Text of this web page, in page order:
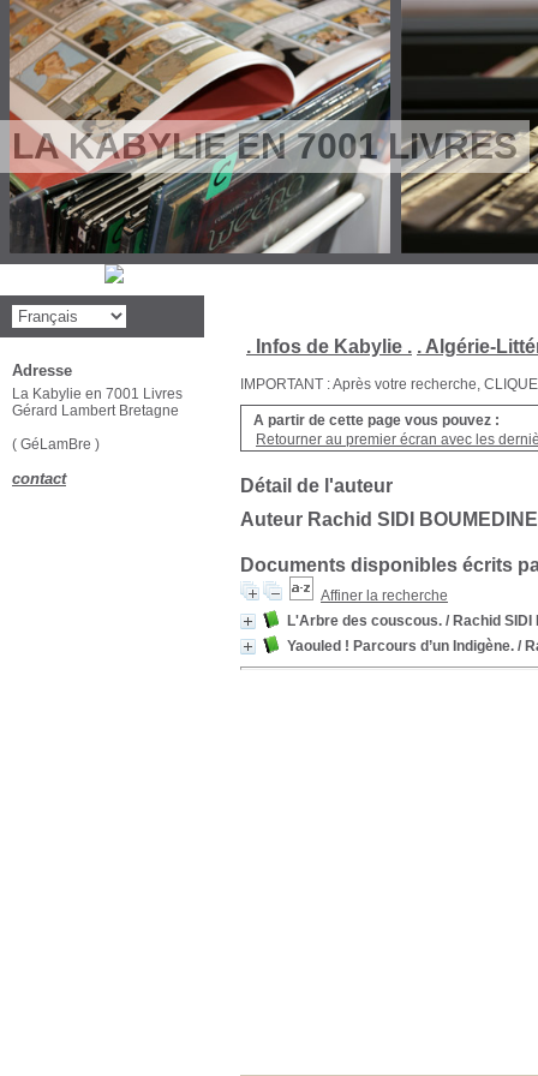
LA KABYLIE EN 7001 LIVRES
. Infos de Kabylie . . Algérie-
IMPORTANT : Après votre recherche,
A partir de cette page vous pouvez :
Retourner au premier écran avec les
Détail de l'auteur
Auteur Rachid SIDI BOUMEDINE
Documents disponibles écrits
Affiner la recherche
L'Arbre des couscous. / Rachid SIDI
Yaouled ! Parcours d’un Indigène. /
Adresse
La Kabylie en 7001 Livres
Gérard Lambert Bretagne
( GéLamBre )
contact